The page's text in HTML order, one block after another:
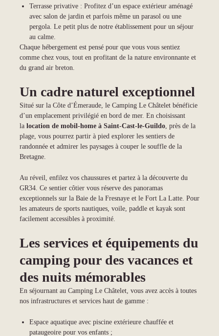
Terrasse privative : Profitez d’un espace extérieur aménagé
avec salon de jardin et parfois même un parasol ou une
pergola. Le petit plus de notre établissement pour un séjour
au calme.
Chaque hébergement est pensé pour que vous vous sentiez
comme chez vous, tout en profitant de la nature environnante et
du grand air breton.
Un cadre naturel exceptionnel
Situé sur la Côte d’Émeraude, le Camping Le Châtelet bénéficie
d’un emplacement privilégié en bord de mer. En choisissant
la location de mobil-home à Saint-Cast-le-Guildo , près de la
plage, vous pourrez partir à pied explorer les sentiers de
randonnée et admirer les paysages à couper le souffle de la
Bretagne.
Au réveil, enfilez vos chaussures et partez à la découverte du
GR34. Ce sentier côtier vous réserve des panoramas
exceptionnels sur la Baie de la Fresnaye et le Fort La Latte. Pour
les amateurs de sports nautiques, voile, paddle et kayak sont
facilement accessibles à proximité.
Les services et équipements du
camping pour des vacances et
des nuits mémorables
En séjournant au Camping Le Châtelet, vous avez accès à toutes
nos infrastructures et services haut de gamme :
Espace aquatique avec piscine extérieure chauffée et
pataugeoire pour vos enfants ;